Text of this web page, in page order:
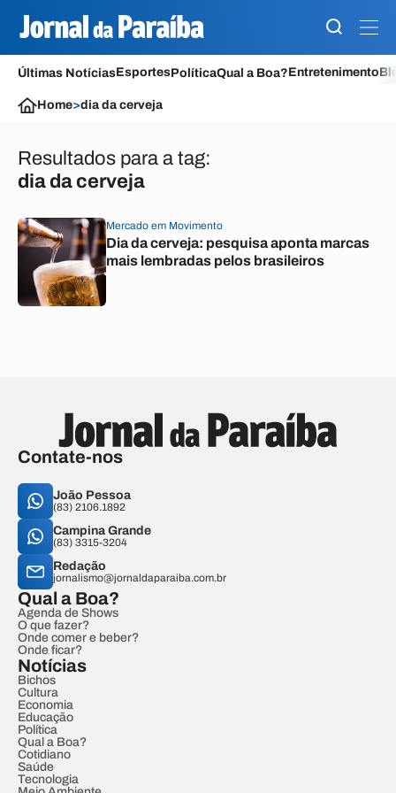
Últimas NotíciasEsportesPolíticaQual a Boa?Entretenimento
Home>dia da cerveja
Resultados para a tag:
dia da cerveja
Mercado em Movimento
Dia da cerveja: pesquisa aponta marcas
mais lembradas pelos brasileiros
Contate-nos
João Pessoa
(83) 2106.1892
Campina Grande
(83) 3315-3204
Redação
jornalismo@jornaldaparaiba.com.br
Qual a Boa?
Agenda de Shows
O que fazer?
Onde comer e beber?
Onde ficar?
Notícias
Bichos
Cultura
Economia
Educação
Política
Qual a Boa?
Cotidiano
Saúde
Tecnologia